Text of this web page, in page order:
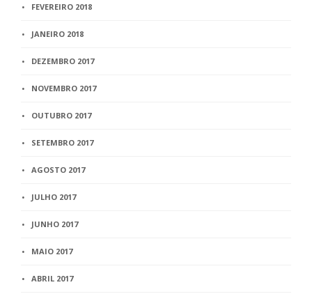
FEVEREIRO 2018
JANEIRO 2018
DEZEMBRO 2017
NOVEMBRO 2017
OUTUBRO 2017
SETEMBRO 2017
AGOSTO 2017
JULHO 2017
JUNHO 2017
MAIO 2017
ABRIL 2017